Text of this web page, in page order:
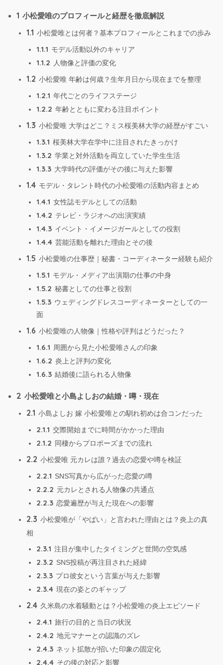
1 小松愛唯のプロフィールと経歴を徹底解説
1.1 小松愛唯とは何者？基本プロフィールとこれまでの歩み
1.1.1 モデル活動以外のキャリア
1.1.2 人物像と評価の変化
1.2 小松愛唯 年齢は何歳？生年月日から現在までを整理
1.2.1 年代ごとのライフステージ
1.2.2 年齢とともに変わる注目ポイント
1.3 小松愛唯 大学はどこ？ミス桜美林大学の経歴がすごい
1.3.1 桜美林大学在学中に注目されたきっかけ
1.3.2 学業と対外活動を両立していた学生生活
1.3.3 大学時代の評価がその後に与えた影響
1.4 モデル・タレント時代の小松愛唯の活動内容まとめ
1.4.1 女性誌モデルとしての活動
1.4.2 テレビ・ラジオへの出演実績
1.4.3 イベント・イメージガールとしての役割
1.4.4 芸能活動を離れた理由とその後
1.5 小松愛唯の仕事歴｜秘書・コーディネーター経験も紹介
1.5.1 モデル・メディア出演期の仕事の中身
1.5.2 秘書としての仕事と役割
1.5.3 ウェディングドレスコーディネーターとしての一
面
1.6 小松愛唯の人物像｜性格や評判はどうだった？
1.6.1 周囲から見た小松愛唯さんの印象
1.6.2 炎上と評判の変化
1.6.3 結婚後に語られる人物像
2 小松愛唯と小島よしおの結婚・噂・現在
2.1 小島よしお 嫁 小松愛唯との馴れ初めは合コンだった
2.1.1 交際開始までに時間がかかった理由
2.1.2 同棲からプロポーズまでの流れ
2.2 小松愛唯 元カレは誰？過去の恋愛や噂を検証
2.2.1 SNS写真から広がった恋愛の噂
2.2.2 元カレとされる人物像の共通点
2.2.3 恋愛遍歴が与えた現在への影響
2.3 小松愛唯が「やばい」と言われた理由とは？炎上の真
相
2.3.1 注目が集中したタイミングと世間の空気感
2.3.2 SNS投稿が再注目された経緯
2.3.3 プロ彼女という言葉が与えた影響
2.3.4 現在の姿とのギャップ
2.4 久米島の水着騒動とは？小松愛唯の炎上エピソード
2.4.1 旅行の目的と当日の状況
2.4.2 地元マナーとの認識のズレ
2.4.3 ネット拡散が招いた印象の固定化
2.4.4 その後の対応と影響